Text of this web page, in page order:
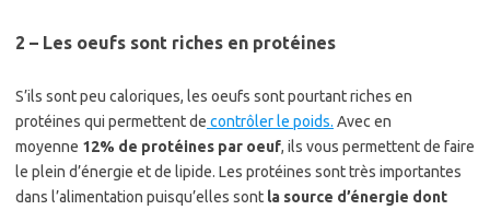
2 – Les oeufs sont riches en protéines
S’ils sont peu caloriques, les oeufs sont pourtant riches en
protéines qui permettent de contrôler le poids. Avec en
moyenne 12% de protéines par oeuf, ils vous permettent de faire
le plein d’énergie et de lipide. Les protéines sont très importantes
dans l’alimentation puisqu’elles sont la source d’énergie dont